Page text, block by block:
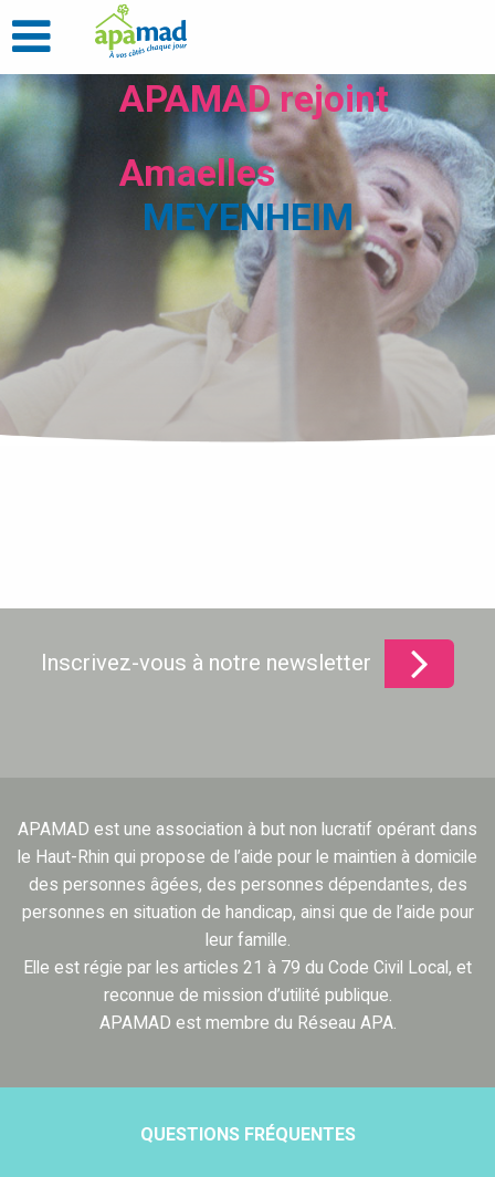
APAMAD rejoint
Amaelles
MEYENHEIM
Inscrivez-vous à notre newsletter
APAMAD est une association à but non lucratif opérant dans
le Haut-Rhin qui propose de l’aide pour le maintien à domicile
des personnes âgées, des personnes dépendantes, des
personnes en situation de handicap, ainsi que de l’aide pour
leur famille.
Elle est régie par les articles 21 à 79 du Code Civil Local, et
reconnue de mission d’utilité publique.
APAMAD est membre du Réseau APA.
QUESTIONS FRÉQUENTES